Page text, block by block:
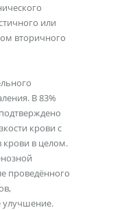
или
вторичного
В 83%
крови с
крови в целом.
проведённого
улучшение.